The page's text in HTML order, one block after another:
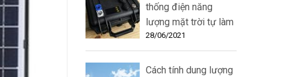
thống điện năng
lượng mặt trời tự làm
28/06/2021
Cách tính dung lượng